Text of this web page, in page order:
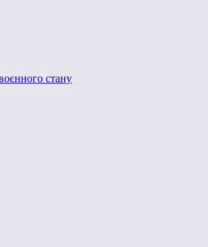
стану